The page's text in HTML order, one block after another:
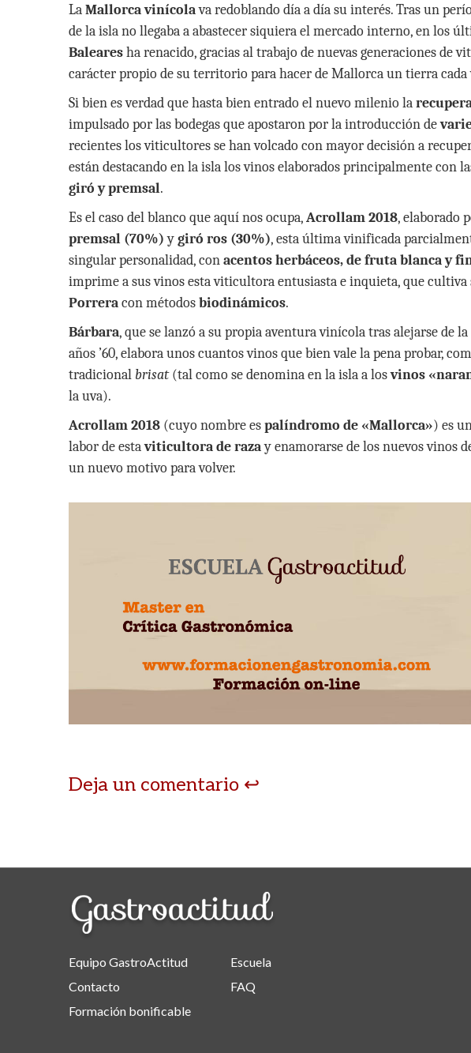
at
s
A
p
p
e
b
o
o
k
itt
er
m
p
ar
ti
r
LaMallorca vinícolava redoblando día a día su interés. Tras un
de la isla no llegaba a abastecer siquiera el mercado interno, en los
Balearesha renacido, gracias al trabajo de nuevas generaciones de
carácter propio de su territorio para hacer de Mallorca un tierra
Si bien es verdad que hasta bien entrado el nuevo milenio la
impulsado por las bodegas que apostaron por la introducción de
recientes los viticultores se han volcado con mayor decisión a
están destacando en la isla los vinos elaborados principalmente con
giró y premsal.
Es el caso del blanco que aquí nos ocupa,Acrollam 2018, elaborado
premsal (70%)ygiró ros (30%), esta última vinificada
singular personalidad, conacentos herbáceos, de fruta blanca y
imprime a sus vinos esta viticultora entusiasta e inquieta, que cultiva
Porreracon métodosbiodinámicos.
Bárbara, que se lanzó a su propia aventura vinícola tras alejarse de
años ’60, elabora unos cuantos vinos que bien vale la pena probar,
tradicional brisat(tal como se denomina en la isla a losvinos
la uva).
Acrollam 2018 (cuyo nombre espalíndromo de «Mallorca») es
labor de estaviticultora de razay enamorarse de los nuevos vinos
un nuevo motivo para volver.
Deja un comentario
Equipo GastroActitud
Contacto
Formación bonificable
Escuela
FAQ